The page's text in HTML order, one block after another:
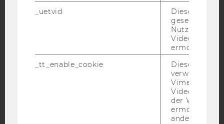
Blog
YouTube Bluesky
_uetvid
Dieses
gesetzt, um
Nutzung des
Videoplayers
ermöglichen
_tt_enable_cookie
Dieses
verwendet,
Vimeo-
der WU-
ermöglichen
andere nicht